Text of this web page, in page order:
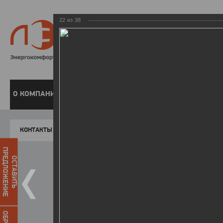
8 800
О КОМПАНИИ
КОНТАКТЫ
ОСТАВИТЬ
ПРЕДЛОЖЕНИЕ
22 из 38